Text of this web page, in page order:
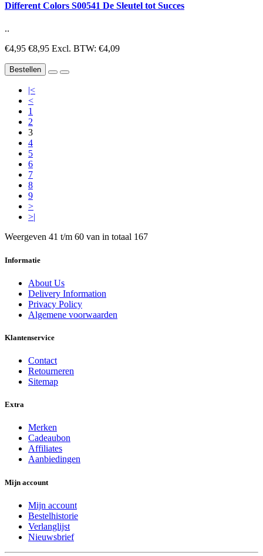
Different Colors S00541 De Sleutel tot Succes
..
€4,95 €8,95 Excl. BTW: €4,09
Bestellen
|<
<
1
2
3
4
5
6
7
8
9
>
>|
Weergeven 41 t/m 60 van in totaal 167
Informatie
About Us
Delivery Information
Privacy Policy
Algemene voorwaarden
Klantenservice
Contact
Retourneren
Sitemap
Extra
Merken
Cadeaubon
Affiliates
Aanbiedingen
Mijn account
Mijn account
Bestelhistorie
Verlanglijst
Nieuwsbrief